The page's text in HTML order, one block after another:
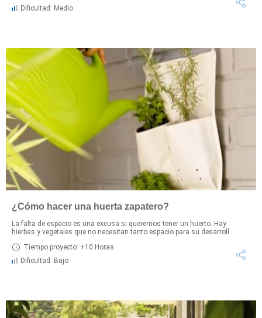
Dificultad: Medio
¿Cómo hacer una huerta zapatero?
La falta de espacio es una excusa si queremos tener un huerto. Hay
hierbas y vegetales que no necesitan tanto espacio para su desarroll...
Tiempo proyecto: +10 Horas
Dificultad: Bajo